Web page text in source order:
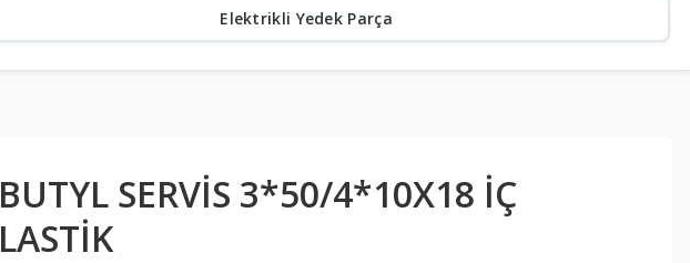
Elektrikli Yedek Parça
BUTYL SERVİS 3*50/4*10X18 İÇ
LASTİK